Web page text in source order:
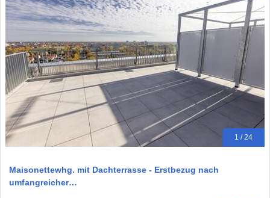
1 / 24
Maisonettewhg. mit Dachterrasse - Erstbezug nach
umfangreicher…